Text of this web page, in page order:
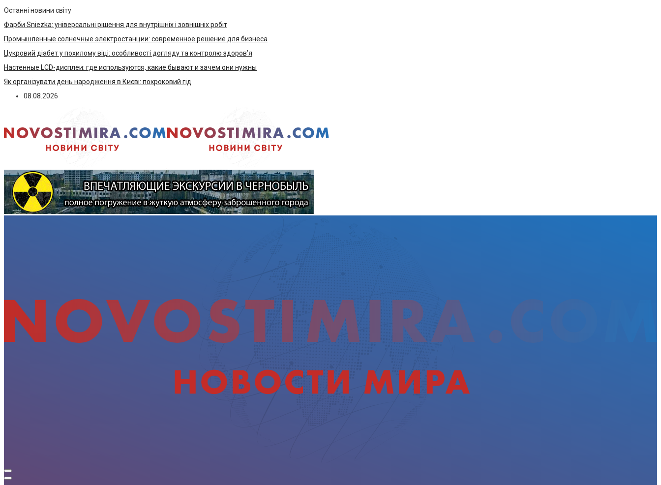
Останні новини світу
Фарби Sniezka: універсальні рішення для внутрішніх і зовнішніх робіт
Промышленные солнечные электростанции: современное решение для бизнеса
Цукровий діабет у похилому віці: особливості догляду та контролю здоров’я
Настенные LCD-дисплеи: где используются, какие бывают и зачем они нужны
Як організувати день народження в Києві: покроковий гід
08.08.2026